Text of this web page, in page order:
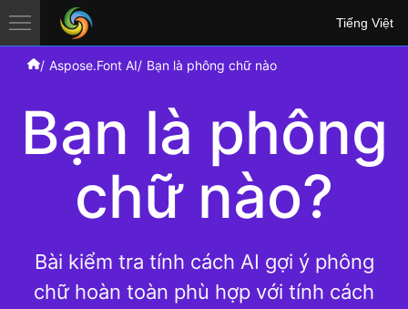
Tiếng Việt
Aspose.Font AI Bạn là phông chữ nào
Bạn là phông
chữ nào?
Bài kiểm tra tính cách AI gợi ý phông
chữ hoàn toàn phù hợp với tính cách